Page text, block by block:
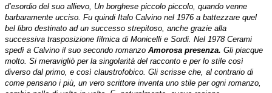
d’esordio del suo allievo, Un borghese piccolo piccolo, quando venne
barbaramente ucciso. Fu quindi Italo Calvino nel 1976 a battezzare quel
bel libro destinato ad un successo strepitoso, anche grazie alla
successiva trasposizione filmica di Monicelli e Sordi. Nel 1978 Cerami
spedì a Calvino il suo secondo romanzo Amorosa presenza. Gli piacque
molto. Si meravigliò per la singolarità del racconto e per lo stile così
diverso dal primo, e così claustrofobico. Gli scrisse che, al contrario di
come pensano i più, un vero scrittore inventa uno stile per ogni romanzo,